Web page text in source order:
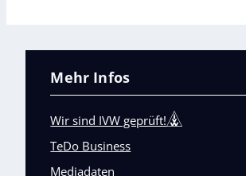
Mehr Infos
Wir sind IVW geprüft!
TeDo Business
Mediadaten